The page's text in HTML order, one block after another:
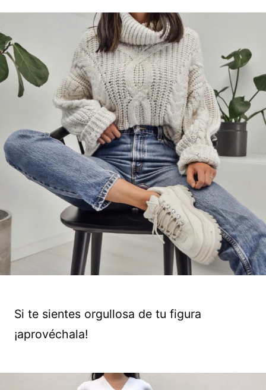
Si te sientes orgullosa de tu figura
¡aprovéchala!